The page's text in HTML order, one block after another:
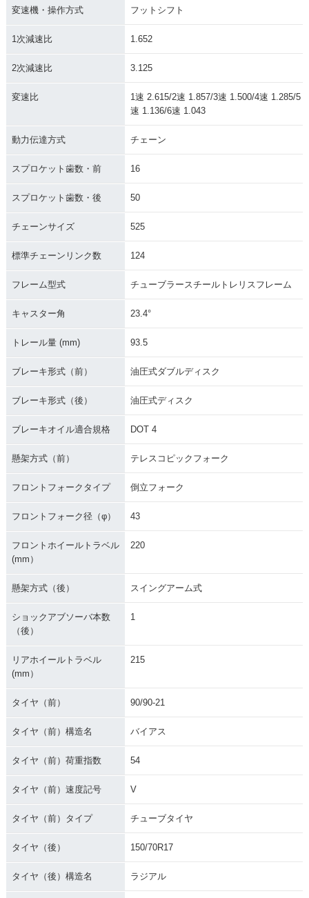
変速機・操作方式 フットシフト
1次減速比 1.652
2次減速比 3.125
変速比
1速 2.615/2速 1.857/3速 1.500/4速 1.285/5
速 1.136/6速 1.043
動力伝達方式 チェーン
スプロケット歯数・前 16
スプロケット歯数・後 50
チェーンサイズ 525
標準チェーンリンク数 124
フレーム型式 チューブラースチールトレリスフレーム
キャスター角 23.4°
トレール量 (mm) 93.5
ブレーキ形式（前） 油圧式ダブルディスク
ブレーキ形式（後） 油圧式ディスク
ブレーキオイル適合規格 DOT 4
懸架方式（前） テレスコピックフォーク
フロントフォークタイプ 倒立フォーク
フロントフォーク径（φ） 43
フロントホイールトラベル
(mm）
220
懸架方式（後） スイングアーム式
ショックアブソーバ本数
（後）
1
リアホイールトラベル
(mm）
215
タイヤ（前） 90/90-21
タイヤ（前）構造名 バイアス
タイヤ（前）荷重指数 54
タイヤ（前）速度記号 V
タイヤ（前）タイプ チューブタイヤ
タイヤ（後） 150/70R17
タイヤ（後）構造名 ラジアル